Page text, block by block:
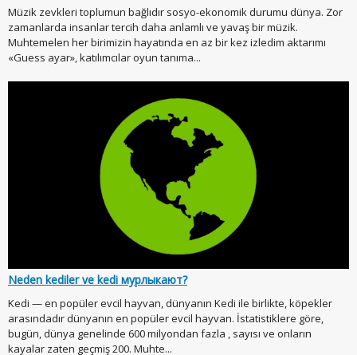
Müzik zevkleri toplumun bağlıdır sosyo-ekonomik durumu dünya. Zor
zamanlarda insanlar tercih daha anlamlı ve yavaş bir müzik.
Muhtemelen her birimizin hayatında en az bir kez izledim aktarımı
«Guess ayar», katılımcılar oyun tanıma...
Neden kediler ve kedi мурлыкают?
Kedi — en popüler evcil hayvan, dünyanın Kedi ile birlikte, köpekler
arasındadır dünyanın en popüler evcil hayvan. İstatistiklere göre,
bugün, dünya genelinde 600 milyondan fazla , sayısı ve onların
kayalar zaten geçmiş 200. Muhte...